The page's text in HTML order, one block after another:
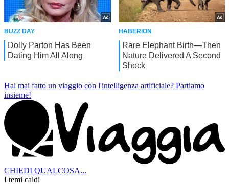
Hai mai fatto un viaggio con l'intelligenza artificiale? Partiamo
insieme!
CHIEDI QUALCOSA...
I temi caldi